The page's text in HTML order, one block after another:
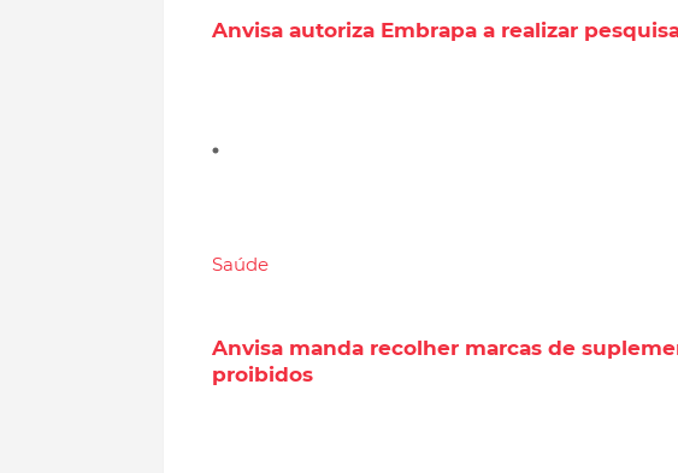
Anvisa autoriza Embrapa a realizar
Saúde
Anvisa manda recolher marcas de
proibidos